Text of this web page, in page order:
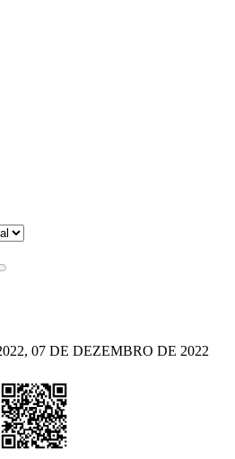
07 DE DEZEMBRO DE 2022